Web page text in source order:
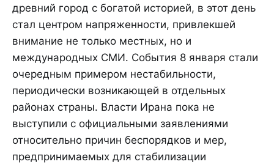
древний город с богатой историей, в этот день
стал центром напряженности, привлекшей
внимание не только местных, но и
международных СМИ. События 8 января стали
очередным примером нестабильности,
периодически возникающей в отдельных
районах страны. Власти Ирана пока не
выступили с официальными заявлениями
относительно причин беспорядков и мер,
предпринимаемых для стабилизации